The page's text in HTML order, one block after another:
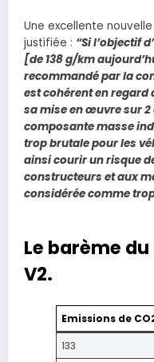
Une excellente
justifiée : “Si l’objectif
[de 138 g/km
recommandé par la
est cohérent en
sa mise en œuvre sur
composante masse
trop brutale pour les
ainsi courir un risque
constructeurs et aux
considérée comme
Le barème
V2.
Emissions de
133